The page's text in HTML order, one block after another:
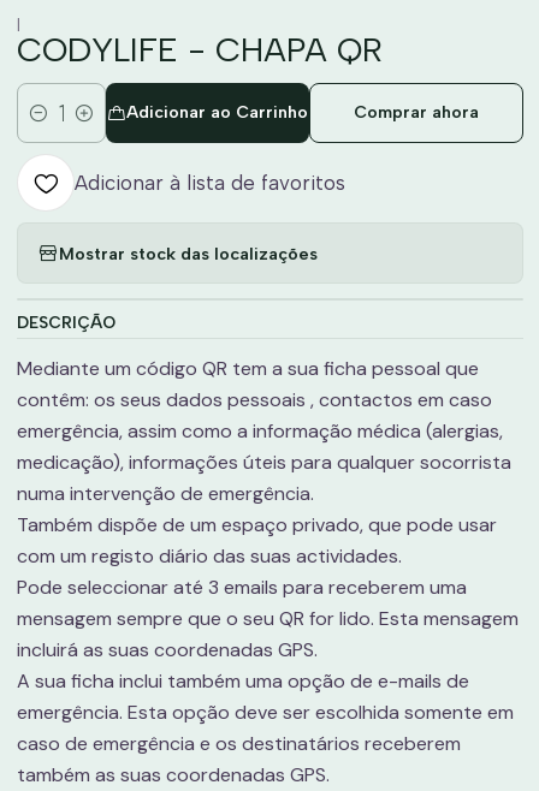
|
CODYLIFE - CHAPA QR
Quantidade
Adicionar ao Carrinho Comprar ahora
Adicionar à lista de favoritos
Mostrar stock das localizações
DESCRIÇÃO
Mediante um código QR tem a sua ficha pessoal que
contêm: os seus dados pessoais , contactos em caso
emergência, assim como a informação médica (alergias,
medicação), informações úteis para qualquer socorrista
numa intervenção de emergência.
Também dispõe de um espaço privado, que pode usar
com um registo diário das suas actividades.
Pode seleccionar até 3 emails para receberem uma
mensagem sempre que o seu QR for lido. Esta mensagem
incluirá as suas coordenadas GPS.
A sua ficha inclui também uma opção de e-mails de
emergência. Esta opção deve ser escolhida somente em
caso de emergência e os destinatários receberem
também as suas coordenadas GPS.